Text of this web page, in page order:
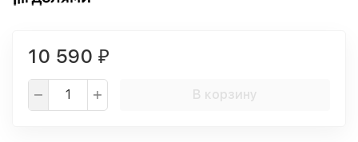
10 590 ₽
В корзину